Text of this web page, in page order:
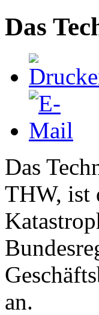
Das
Das
THW, ist
an.